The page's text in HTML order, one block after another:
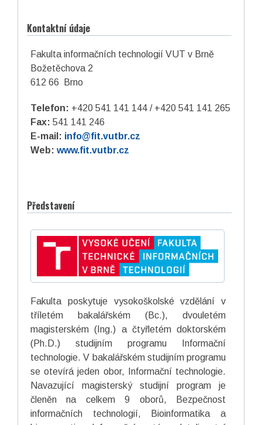
Kontaktní údaje
Fakulta informačních technologií VUT v Brně
Božetěchova 2
612 66 Brno
Telefon: +420 541 141 144 / +420 541 141 265
Fax: 541 141 246
E-mail: info@fit.vutbr.cz
Web: www.fit.vutbr.cz
Představení
Fakulta poskytuje vysokoškolské vzdělání v
tříletém bakalářském (Bc.), dvouletém
magisterském (Ing.) a čtyřletém doktorském
(Ph.D.) studijním programu Informační
technologie. V bakalářském studijním programu
se otevírá jeden obor, Informační technologie.
Navazující magisterský studijní program je
členěn na celkem 9 oborů, Bezpečnost
informačních technologií, Bioinformatika a